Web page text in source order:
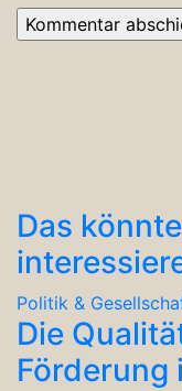
Das
Politik &
Die
Förderung